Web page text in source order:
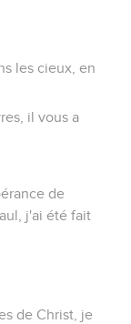
les cieux, en
il vous a
de
j'ai été fait
de Christ, je